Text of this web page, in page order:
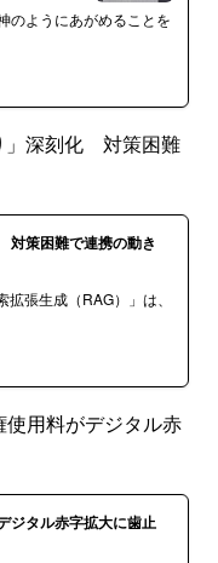
のようにあがめることを
」深刻化 対策困難
策困難で連携の動き
張生成（RAG）」は、
用料がデジタル赤
ジタル赤字拡大に歯止